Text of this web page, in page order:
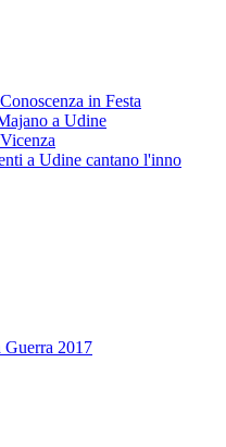
in Festa
a Udine
a Udine cantano l'inno
Guerra 2017